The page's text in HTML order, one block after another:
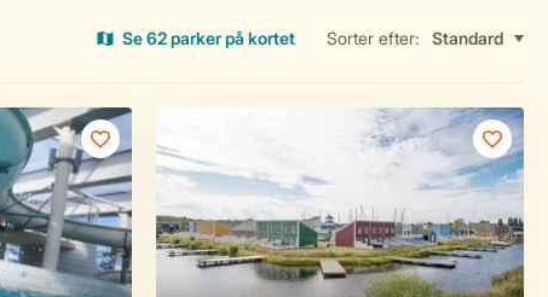
Se 62 parker på kortet Sorter efter: